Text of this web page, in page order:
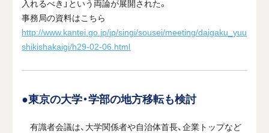
入れるべき」という両論が展開された。
事務局の資料はこちら
http://www.kantei.go.jp/jp/singi/sousei/meeting/daigaku_yuu
shikishakaigi/h29-02-06.html
●東京の大学・学部の地方移転も検討
有識者会議は、大学関係者や自治体首長、企業トップなど